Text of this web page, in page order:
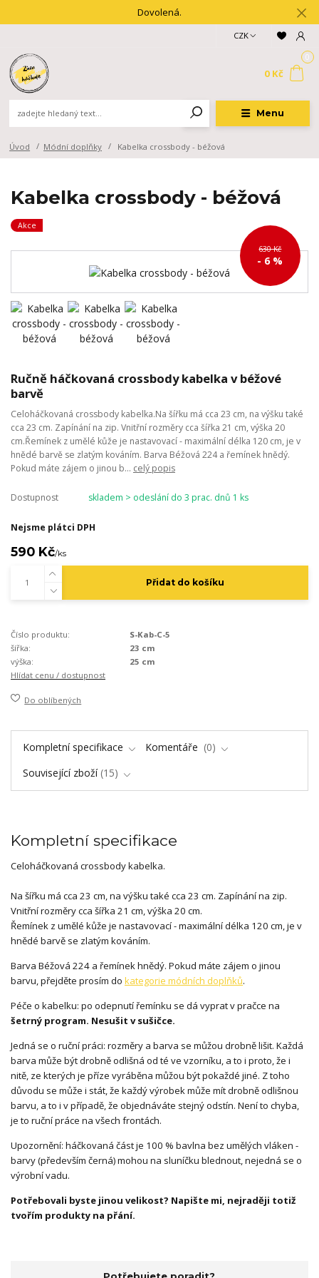
Dovolená.
Menu
CZK
0 Kč
Úvod Módní doplňky Kabelka crossbody - béžová
Kabelka crossbody - béžová
Akce
630 Kč
- 6 %
Ručně háčkovaná crossbody kabelka v béžové
barvě
Celoháčkovaná crossbody kabelka.Na šířku má cca 23 cm, na výšku také
cca 23 cm. Zapínání na zip. Vnitřní rozměry cca šířka 21 cm, výška 20
cm.Řemínek z umělé kůže je nastavovací - maximální délka 120 cm, je v
hnědé barvě se zlatým kováním. Barva Béžová 224 a řemínek hnědý.
Pokud máte zájem o jinou b... celý popis
Dostupnost skladem > odeslání do 3 prac. dnů 1 ks
Nejsme plátci DPH
590 Kč/ks
Přidat do košíku
Číslo produktu:
S-Kab-C-5
šířka:
23 cm
výška:
25 cm
Hlídat cenu / dostupnost
Do oblíbených
Kompletní specifikace Komentáře
0
Související zboží 15
Kompletní specifikace
Celoháčkovaná crossbody kabelka.
Na šířku má cca 23 cm, na výšku také cca 23 cm. Zapínání na zip.
Vnitřní rozměry cca šířka 21 cm, výška 20 cm.
Řemínek z umělé kůže je nastavovací - maximální délka 120 cm, je v
hnědé barvě se zlatým kováním.
Barva Béžová 224 a řemínek hnědý. Pokud máte zájem o jinou
barvu, přejděte prosím do kategorie módních doplňků.
Péče o kabelku: po odepnutí řemínku se dá vyprat v pračce na
šetrný program. Nesušit v sušičce.
Jedná se o ruční práci: rozměry a barva se můžou drobně lišit. Každá
barva může být drobně odlišná od té ve vzorníku, a to i proto, že i
nitě, ze kterých je příze vyráběna můžou být pokaždé jiné. Z toho
důvodu se může i stát, že každý výrobek může mít drobně odlišnou
barvu, a to i v případě, že objednáváte stejný odstín. Není to chyba,
je to ruční práce na všech frontách.
Upozornění: háčkovaná část je 100 % bavlna bez umělých vláken -
barvy (především černá) mohou na sluníčku blednout, nejedná se o
výrobní vadu.
Potřebovali byste jinou velikost? Napište mi, nejraději totiž
tvořím produkty na přání.
Potřebujete poradit?